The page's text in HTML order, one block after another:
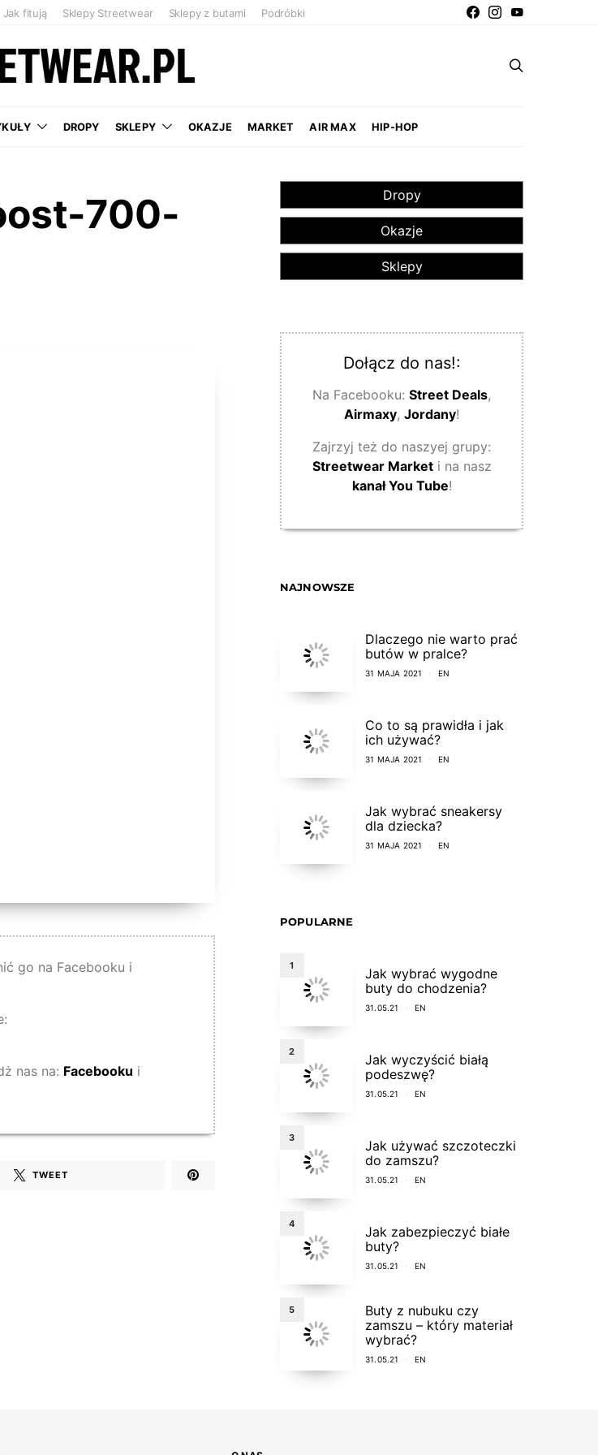
Jak fitują Sklepy Streetwear Sklepy z butami Podróbki
DROPY SKLEPY OKAZJE MARKET AIR MAX HIP-HOP
700-
go na Facebooku i
nas na: Facebooku i
TWEET
Dropy
Okazje
Sklepy
Dołącz do nas!:
Na Facebooku: Street Deals,
Airmaxy, Jordany!
Zajrzyj też do naszyej grupy:
Streetwear Marketi na nasz
kanał You Tube!
NAJNOWSZE
Dlaczego nie warto prać
butów w pralce?
31 MAJA 2021 EN
Co to są prawidła i jak
ich używać?
31 MAJA 2021 EN
Jak wybrać sneakersy
dla dziecka?
31 MAJA 2021 EN
POPULARNE
1
Jak wybrać wygodne
buty do chodzenia?
31.05.21 EN
2
Jak wyczyścić białą
podeszwę?
31.05.21 EN
3
Jak używać szczoteczki
do zamszu?
31.05.21 EN
4
Jak zabezpieczyć białe
buty?
31.05.21 EN
5
Buty z nubuku czy
zamszu – który materiał
wybrać?
31.05.21 EN